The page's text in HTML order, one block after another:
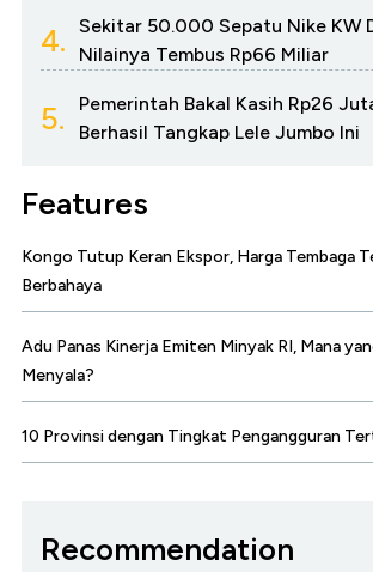
4.
Sekitar 50.000 Sepatu Nike KW
Nilainya Tembus Rp66 Miliar
5.
Pemerintah Bakal Kasih Rp26
Berhasil Tangkap Lele Jumbo Ini
Features
Kongo Tutup Keran Ekspor, Harga Tembaga
Berbahaya
Adu Panas Kinerja Emiten Minyak RI, Mana
Menyala?
10 Provinsi dengan Tingkat Pengangguran
Recommendation